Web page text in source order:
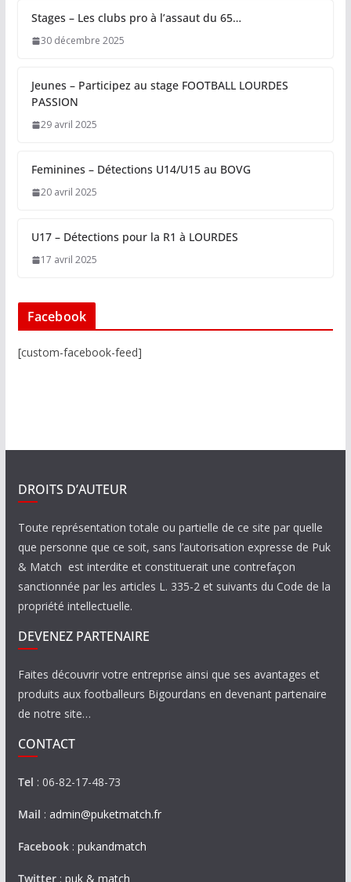
Stages – Les clubs pro à l’assaut du 65…
30 décembre 2025
Jeunes – Participez au stage FOOTBALL LOURDES
PASSION
29 avril 2025
Feminines – Détections U14/U15 au BOVG
20 avril 2025
U17 – Détections pour la R1 à LOURDES
17 avril 2025
Facebook
[custom-facebook-feed]
DROITS D’AUTEUR
Toute représentation totale ou partielle de ce site par quelle
que personne que ce soit, sans l’autorisation expresse de Puk
& Match est interdite et constituerait une contrefaçon
sanctionnée par les articles L. 335-2 et suivants du Code de la
propriété intellectuelle.
DEVENEZ PARTENAIRE
Faites découvrir votre entreprise ainsi que ses avantages et
produits aux footballeurs Bigourdans en devenant partenaire
de notre site…
CONTACT
Tel : 06-82-17-48-73
Mail : admin@puketmatch.fr
Facebook: pukandmatch
Twitter: puk & match